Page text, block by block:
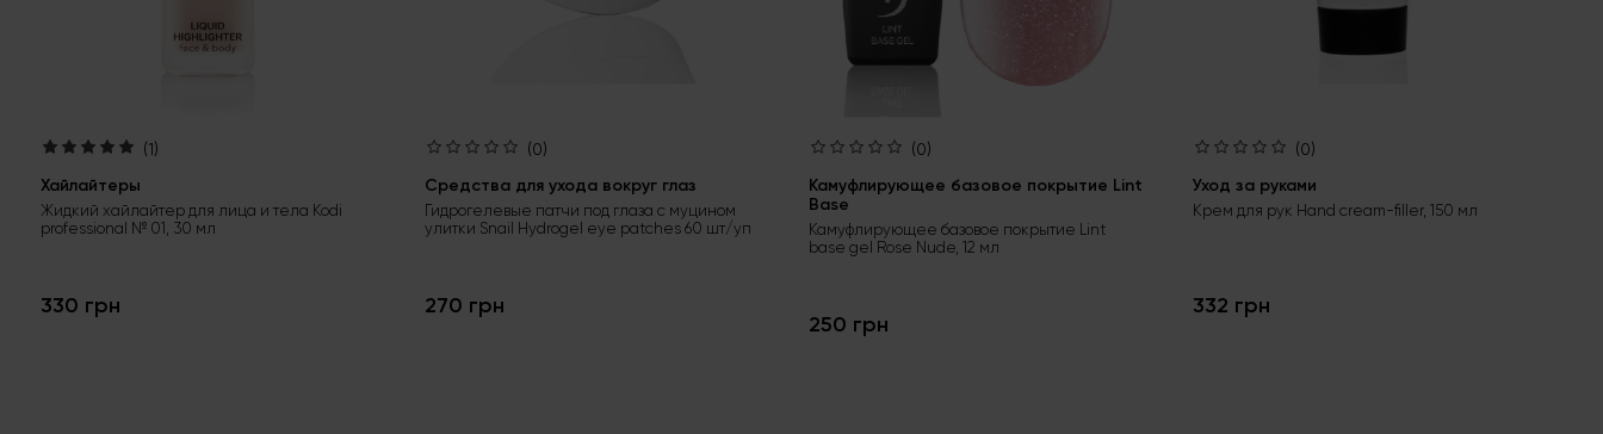
(1)
Хайлайтеры
Жидкий хайлайтер для лица и тела Kodi
professional № 01, 30 мл
330 грн
(0)
Средства для ухода вокруг глаз
Гидрогелевые патчи под глаза с муцином
улитки Snail Hydrogel eye patches 60 шт/уп
270 грн
(0)
Камуфлирующее базовое покрытие Lint
Base
Камуфлирующее базовое покрытие Lint
base gel Rose Nude, 12 мл
250 грн
(0)
Уход за руками
Крем для рук Hand cream-filler, 150 мл
332 грн